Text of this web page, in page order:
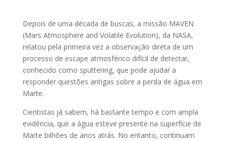
Depois de uma década de buscas, a missão MAVEN
(Mars Atmosphere and Volatile Evolution), da NASA,
relatou pela primeira vez a observação direta de um
processo de escape atmosférico difícil de detectar,
conhecido como sputtering, que pode ajudar a
responder questões antigas sobre a perda de água em
Marte.
Cientistas já sabem, há bastante tempo e com ampla
evidência, que a água esteve presente na superfície de
Marte bilhões de anos atrás. No entanto, continuam